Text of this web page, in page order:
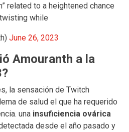
related to a heightened chance
while
June 26, 2023
Amouranth a la
la sensación de Twitch
de salud el que ha requerido
una insuficiencia ovárica
desde el año pasado y